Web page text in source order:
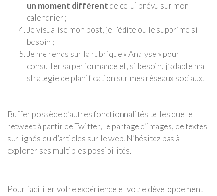
un moment différent de celui prévu sur mon
calendrier ;
Je visualise mon post, je l’édite ou le supprime si
besoin ;
Je me rends sur la rubrique « Analyse » pour
consulter sa performance et, si besoin, j’adapte ma
stratégie de planification sur mes réseaux sociaux.
Buffer possède d’autres fonctionnalités telles que le
retweet à partir de Twitter, le partage d’images, de textes
surlignés ou d’articles sur le web. N’hésitez pas à
explorer ses multiples possibilités.
Pour faciliter votre expérience et votre développement